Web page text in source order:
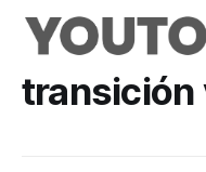
transición